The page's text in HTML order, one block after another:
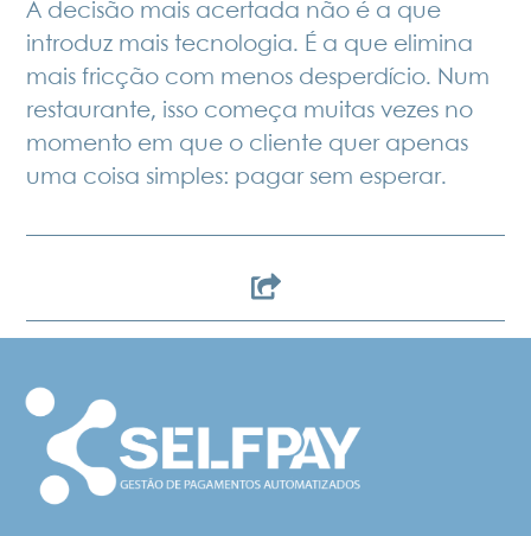
A decisão mais acertada não é a que
introduz mais tecnologia. É a que elimina
mais fricção com menos desperdício. Num
restaurante, isso começa muitas vezes no
momento em que o cliente quer apenas
uma coisa simples: pagar sem esperar.